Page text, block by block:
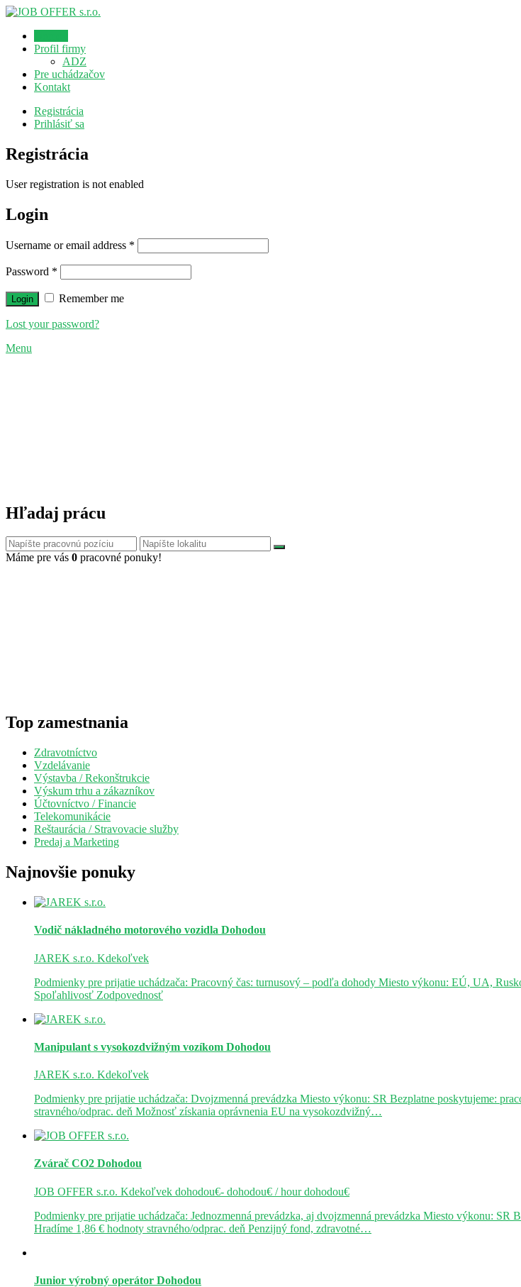
Profil firmy
ADZ
Pre uchádzačov
Kontakt
Registrácia
Prihlásiť sa
Registrácia
User registration is not enabled
Login
Username or email address *
Password *
Remember me
Lost your password?
Menu
Hľadaj prácu
Máme pre vás 0 pracovné ponuky!
Top zamestnania
Zdravotníctvo
Vzdelávanie
Výstavba / Rekonštrukcie
Výskum trhu a zákazníkov
Účtovníctvo / Financie
Telekomunikácie
Reštaurácia / Stravovacie služby
Predaj a Marketing
Najnovšie ponuky
Vodič nákladného motorového vozidla Dohodou
JAREK s.r.o. Kdekoľvek
Podmienky pre prijatie uchádzača: Pracovný čas: turnusový – podľa dohody Miesto výkonu: EÚ, UA,
Spoľahlivosť Zodpovednosť
Manipulant s vysokozdvižným vozíkom Dohodou
JAREK s.r.o. Kdekoľvek
Podmienky pre prijatie uchádzača: Dvojzmenná prevádzka Miesto výkonu: SR Bezplatne poskytujeme:
stravného/odprac. deň Možnosť získania oprávnenia EU na vysokozdvižný…
Zvárač CO2 Dohodou
JOB OFFER s.r.o. Kdekoľvek dohodou€- dohodou€ / hourdohodou€
Podmienky pre prijatie uchádzača: Jednozmenná prevádzka, aj dvojzmenná prevádzka Miesto výkonu:
Hradíme 1,86 € hodnoty stravného/odprac. deň Penzijný fond, zdravotné…
Junior výrobný operátor Dohodou